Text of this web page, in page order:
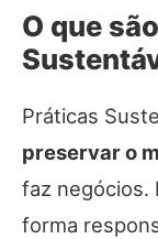
O que
Práticas
preservar o
faz negócios.
forma